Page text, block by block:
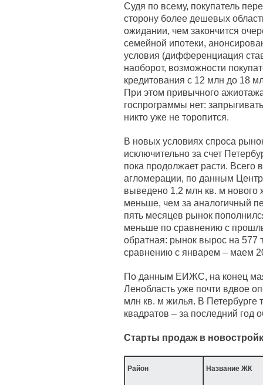
Судя по всему, покупатель
сторону более дешевых
ожидании, чем закончится
семейной ипотеки,
условия (дифференциация
наоборот, возможности
кредитования с 12 млн до 18
При этом привычного
госпрограммы нет:
никто уже не торопится.
В новых условиях спроса
исключительно за счет
пока продолжает расти. Всего
агломерации, по данным
выведено 1,2 млн кв. м нового
меньше, чем за аналогичный
пять месяцев рынок
меньше по сравнению с
обратная: рынок вырос на 577
сравнению с январем – маем
По данным ЕИЖС, на конец
Ленобласть уже почти вдвое
млн кв. м жилья. В Петербурге
квадратов – за последний год
Старты продаж в
Район Название ЖК